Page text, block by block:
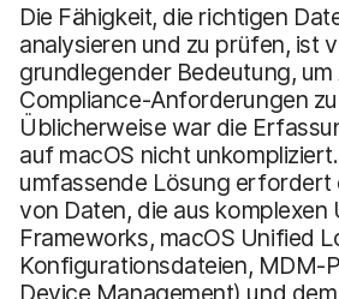
Die Fähigkeit, die richtigen
analysieren und zu prüfen, ist
grundlegender Bedeutung,
Compliance-Anforderungen
Üblicherweise war die
auf macOS nicht
umfassende Lösung erfordert
von Daten, die aus komplexen
Frameworks, macOS Unified
Konfigurationsdateien, MDM-
Device Management) und